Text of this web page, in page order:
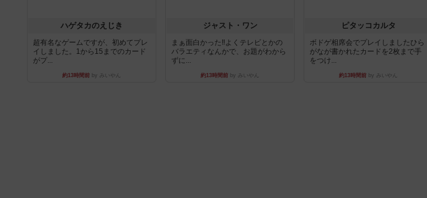
ハゲタカのえじき
超有名なゲームですが、初めてプレ
イしました。1から15までのカード
がプ...
約13時間前 by みいやん
ジャスト・ワン
まぁ面白かった‼️よくテレビとかの
バラエティなんかで、お題がわから
ずに...
約13時間前 by みいやん
ピタッコカルタ
ボドゲ相席会でプレイしましたひら
がなが書かれたカードを2枚まで手
をつけ...
約13時間前 by みいやん